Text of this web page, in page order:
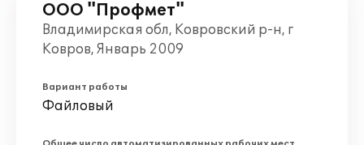
ООО "Профмет"
Владимирская обл, Ковровский р-н, г
Ковров, Январь 2009
Вариант работы
Файловый